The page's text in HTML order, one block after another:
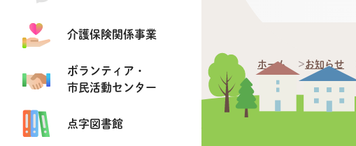
介護保険関係事業
ボランティア・
市民活動センター
点字図書館
ホーム お知らせ